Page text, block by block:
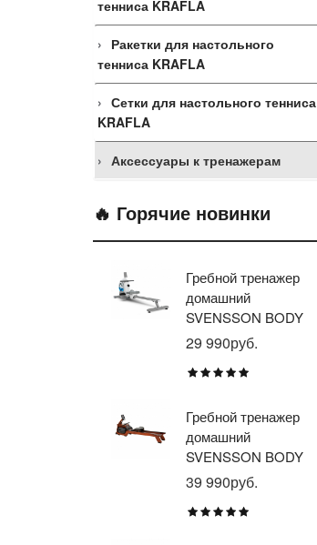
тенниса KRAFLA
Ракетки для настольного
тенниса KRAFLA
Сетки для настольного тенниса
KRAFLA
Аксессуары к тренажерам
🔥 Горячие новинки
Гребной тренажер
домашний
SVENSSON BODY
LABS WHEELO
29 990руб.
Гребной тренажер
домашний
SVENSSON BODY
LABS WAVERUN
39 990руб.